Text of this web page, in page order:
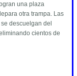
una plaza
otra trampa. Las
descuelgan del
cientos de